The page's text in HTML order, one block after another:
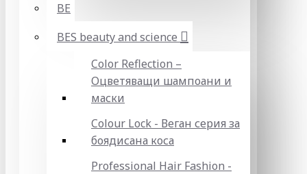
BE
BES beauty and science
Color Reflection –
Оцветяващи шампоани и
маски
Colour Lock - Веган серия за
боядисана коса
Professional Hair Fashion -